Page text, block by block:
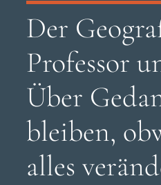
Über Mich
Gespräch buchen
Der
Professor
Über
bleiben,
alles